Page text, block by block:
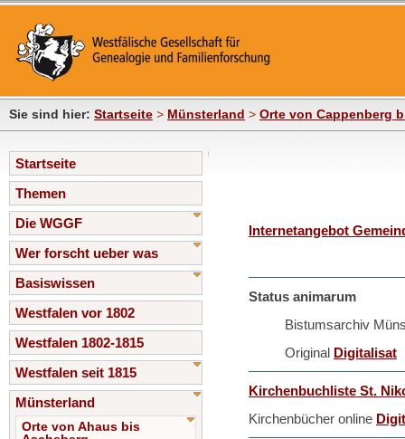
Sie sind hier: Startseite > Münsterland > Orte von Cappenberg
Startseite
Themen
Die WGGF
Wer forscht ueber was
Basiswissen
Westfalen vor 1802
Westfalen 1802-1815
Westfalen seit 1815
Münsterland
Orte von Ahaus bis
Internetangebot
Status animarum
Bistumsarchiv
Original Digitalisat
Kirchenbuchliste St.
Kirchenbücher online